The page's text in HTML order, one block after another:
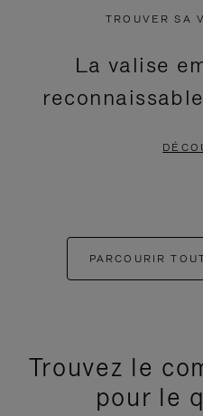
TROUVER SA
La valise
PARCOURIR
Trouvez le
pour le